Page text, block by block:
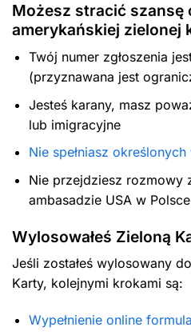
Możesz stracić szansę
amerykańskiej zielonej
Twój numer zgłoszenia
(przyznawana jest
Jesteś karany, masz
lub imigracyjne
Nie spełniasz
Nie przejdziesz rozmowy
ambasadzie USA w Polsce
Wylosowałeś Zieloną
Jeśli zostałeś wylosowany
Karty, kolejnymi krokami są:
Wypełnienie online